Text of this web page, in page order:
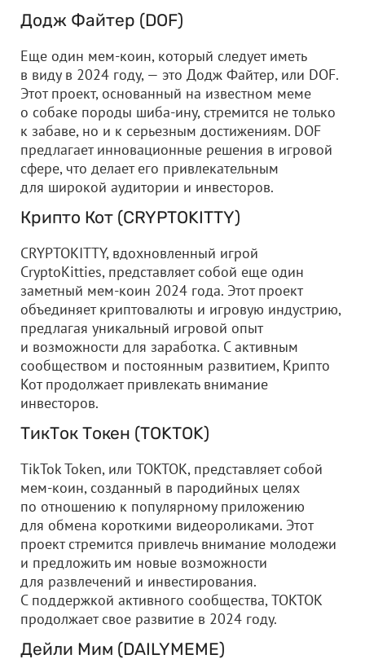
Додж Файтер (DOF)
Еще один мем-коин, который следует иметь
в виду в 2024 году, — это Додж Файтер, или DOF.
Этот проект, основанный на известном меме
о собаке породы шиба-ину, стремится не только
к забаве, но и к серьезным достижениям. DOF
предлагает инновационные решения в игровой
сфере, что делает его привлекательным
для широкой аудитории и инвесторов.
Крипто Кот (CRYPTOKITTY)
CRYPTOKITTY, вдохновленный игрой
CryptoKitties, представляет собой еще один
заметный мем-коин 2024 года. Этот проект
объединяет криптовалюты и игровую индустрию,
предлагая уникальный игровой опыт
и возможности для заработка. С активным
сообществом и постоянным развитием, Крипто
Кот продолжает привлекать внимание
инвесторов.
ТикТок Токен (TOKTOK)
TikTok Token, или TOKTOK, представляет собой
мем-коин, созданный в пародийных целях
по отношению к популярному приложению
для обмена короткими видеороликами. Этот
проект стремится привлечь внимание молодежи
и предложить им новые возможности
для развлечений и инвестирования.
С поддержкой активного сообщества, TOKTOK
продолжает свое развитие в 2024 году.
Дейли Мим (DAILYMEME)